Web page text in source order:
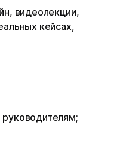
видеолекции,
кейсах,